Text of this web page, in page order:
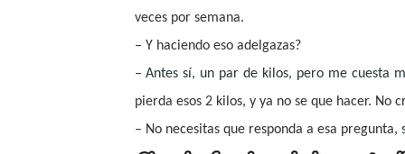
veces por semana.
– Y haciendo eso adelgazas?
–Antes sí, un par de kilos, pero me cuesta
pierda esos 2 kilos, y ya no se que hacer. No
– No necesitas que responda a esa pregunta,